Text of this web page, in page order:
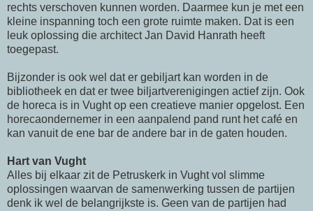
rechts verschoven kunnen worden. Daarmee kun je met een
kleine inspanning toch een grote ruimte maken. Dat is een
leuk oplossing die architect Jan David Hanrath heeft
toegepast.
Bijzonder is ook wel dat er gebiljart kan worden in de
bibliotheek en dat er twee biljartverenigingen actief zijn. Ook
de horeca is in Vught op een creatieve manier opgelost. Een
horecaondernemer in een aanpalend pand runt het café en
kan vanuit de ene bar de andere bar in de gaten houden.
Hart van Vught
Alles bij elkaar zit de Petruskerk in Vught vol slimme
oplossingen waarvan de samenwerking tussen de partijen
denk ik wel de belangrijkste is. Geen van de partijen had